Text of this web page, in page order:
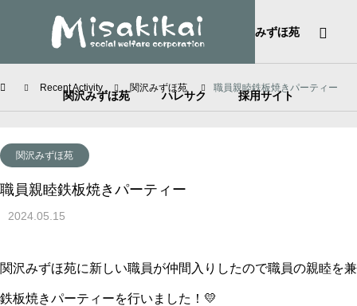
HOME 社会福祉法人美咲会 みずほ苑
関沢みずほ苑 ハレサク 採用サイト
Recent Activity 関沢みずほ苑 職員親睦鉄板焼きパーティー
関沢みずほ苑
職員親睦鉄板焼きパーティー
2024.05.15
関沢みずほ苑に新しい職員が仲間入りしたので職員の親睦を
鉄板焼きパーティーを行いました！💛